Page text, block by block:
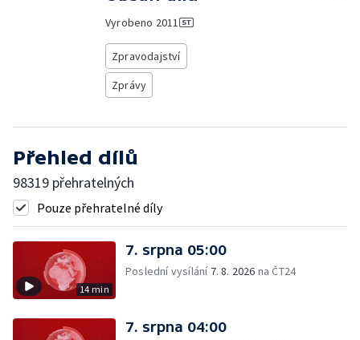
Vyrobeno 2011
Zpravodajství
Zprávy
Přehled dílů
98319 přehratelných
Pouze přehratelné díly
14 min
7. srpna 05:00
Poslední vysílání 7. 8. 2026 na ČT24
7. srpna 04:00